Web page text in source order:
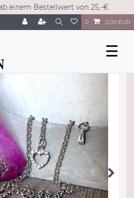
einem Bestellwert von 25,-€
0 0,00 EUR
☰